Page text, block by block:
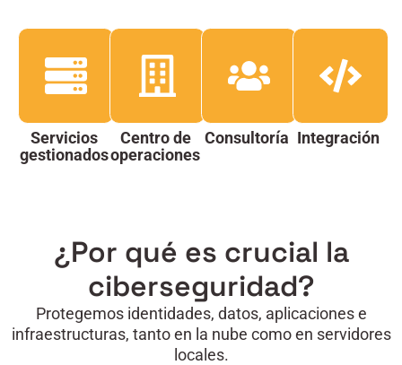
Servicios
gestionados
Centro de
operaciones
Consultoría Integración
¿Por qué es crucial la
ciberseguridad?
Protegemos identidades, datos, aplicaciones e
infraestructuras, tanto en la nube como en servidores
locales.